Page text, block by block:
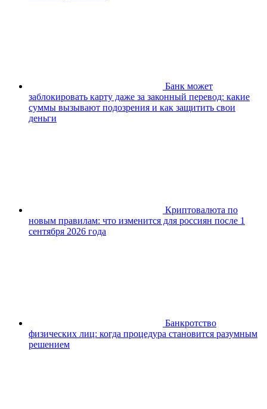
Банк может
заблокировать карту даже за законный перевод: какие
суммы вызывают подозрения и как защитить свои
деньги
Криптовалюта по
новым правилам: что изменится для россиян после 1
сентября 2026 года
Банкротство
физических лиц: когда процедура становится разумным
решением